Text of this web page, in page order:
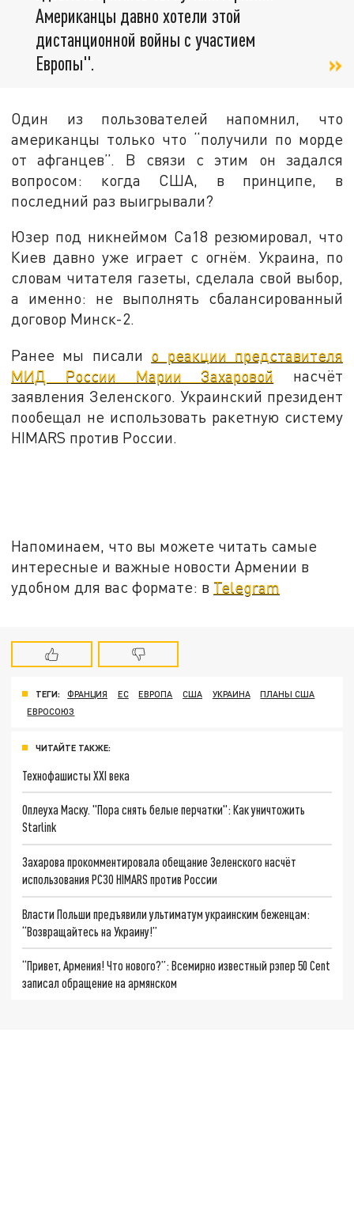
Американцы давно хотели этой
дистанционной войны с участием
Европы".
Один из пользователей напомнил, что
американцы только что “получили по морде
от афганцев”. В связи с этим он задался
вопросом: когда США, в принципе, в
последний раз выигрывали?
Юзер под никнеймом Ca18 резюмировал, что
Киев давно уже играет с огнём. Украина, по
словам читателя газеты, сделала свой выбор,
а именно: не выполнять сбалансированный
договор Минск-2.
Ранее мы писали о реакции представителя
МИД России Марии Захаровой насчёт
заявления Зеленского. Украинский президент
пообещал не использовать ракетную систему
HIMARS против России.
Напоминаем, что вы можете читать самые
интересные и важные новости Армении в
удобном для вас формате: в Telegram
ТЕГИ: ФРАНЦИЯ ЕС ЕВРОПА США УКРАИНА
ПЛАНЫ США
ЕВРОСОЮЗ
ЧИТАЙТЕ ТАКЖЕ:
Технофашисты XXI века
Оплеуха Маску. "Пора снять белые перчатки": Как уничтожить
Starlink
Захарова прокомментировала обещание Зеленского насчёт
использования РСЗО HIMARS против России
Власти Польши предъявили ультиматум украинским беженцам:
“Возвращайтесь на Украину!”
“Привет, Армения! Что нового?”: Всемирно известный рэпер 50 Cent
записал обращение на армянском